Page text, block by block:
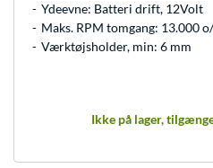
Ydeevne: Batteri drift, 12Volt
Maks. RPM tomgang: 13.000
Værktøjsholder, min: 6 mm
Ikke på lager,